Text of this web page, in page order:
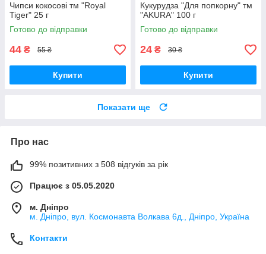
Чипси кокосові тм "Royal
Tiger" 25 г
Готово до відправки
44 ₴ 55 ₴
Купити
Кукурудза "Для попкорну" тм
"AKURA" 100 г
Готово до відправки
24 ₴ 30 ₴
Купити
Показати ще
Про нас
99% позитивних з 508 відгуків за рік
Працює з 05.05.2020
м. Дніпро
м. Дніпро, вул. Космонавта Волкава 6д., Дніпро, Україна
Контакти